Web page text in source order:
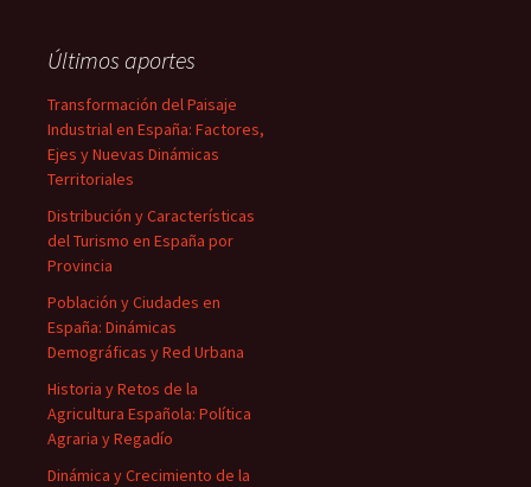
Últimos aportes
Transformación del Paisaje
Industrial en España: Factores,
Ejes y Nuevas Dinámicas
Territoriales
Distribución y Características
del Turismo en España por
Provincia
Población y Ciudades en
España: Dinámicas
Demográficas y Red Urbana
Historia y Retos de la
Agricultura Española: Política
Agraria y Regadío
Dinámica y Crecimiento de la